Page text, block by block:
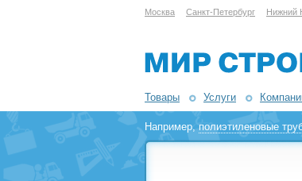
Москва Санкт-Петербург Нижний
Товары Услуги
Например,полиэтиленовые